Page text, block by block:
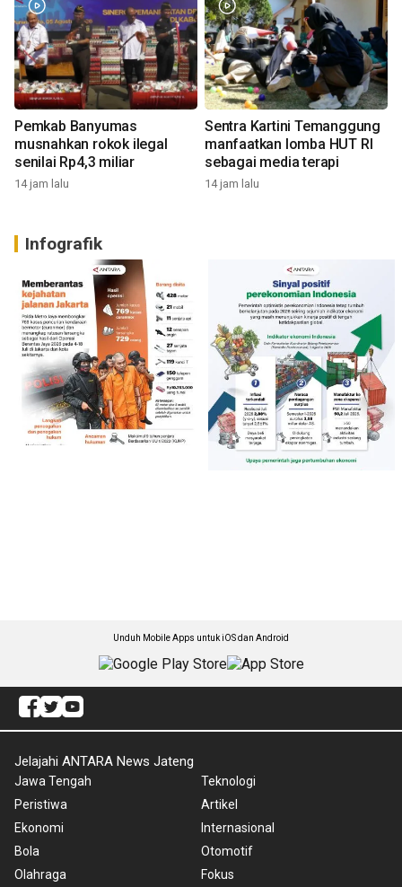
Pemkab Banyumas
musnahkan rokok ilegal
senilai Rp4,3 miliar
14 jam lalu
Sentra Kartini Temanggung
manfaatkan lomba HUT RI
sebagai media terapi
14 jam lalu
Infografik
Unduh Mobile Apps untuk iOS dan Android
Jelajahi ANTARA News Jateng
Jawa Tengah
Peristiwa
Ekonomi
Bola
Olahraga
Teknologi
Artikel
Internasional
Otomotif
Fokus